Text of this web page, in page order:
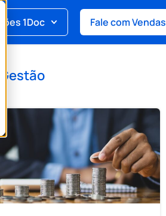
1Doc Fale com Vendas
Gestão